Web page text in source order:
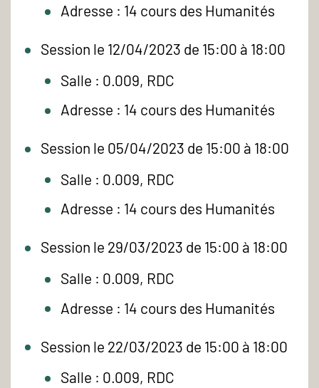
Adresse : 14 cours des Humanités
Session le 12/04/2023 de 15:00 à 18:00
Salle : 0.009, RDC
Adresse : 14 cours des Humanités
Session le 05/04/2023 de 15:00 à 18:00
Salle : 0.009, RDC
Adresse : 14 cours des Humanités
Session le 29/03/2023 de 15:00 à 18:00
Salle : 0.009, RDC
Adresse : 14 cours des Humanités
Session le 22/03/2023 de 15:00 à 18:00
Salle : 0.009, RDC